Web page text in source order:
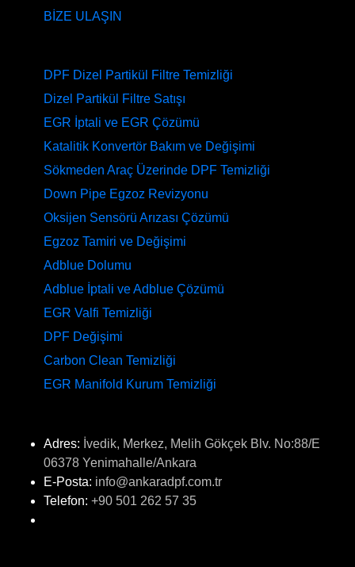
BİZE ULAŞIN
DPF Dizel Partikül Filtre Temizliği
Dizel Partikül Filtre Satışı
EGR İptali ve EGR Çözümü
Katalitik Konvertör Bakım ve Değişimi
Sökmeden Araç Üzerinde DPF Temizliği
Down Pipe Egzoz Revizyonu
Oksijen Sensörü Arızası Çözümü
Egzoz Tamiri ve Değişimi
Adblue Dolumu
Adblue İptali ve Adblue Çözümü
EGR Valfi Temizliği
DPF Değişimi
Carbon Clean Temizliği
EGR Manifold Kurum Temizliği
Adres: İvedik, Merkez, Melih Gökçek Blv. No:88/E
06378 Yenimahalle/Ankara
E-Posta: info@ankaradpf.com.tr
Telefon: +90 501 262 57 35